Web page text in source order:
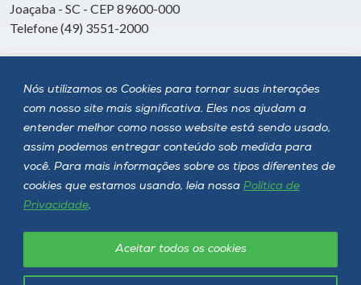
Nós utilizamos os Cookies para tornar suas interações
com nosso site mais significativa. Eles nos ajudam a
entender melhor como nosso website está sendo usado,
assim podemos entregar conteúdo sob medida para
você. Para mais informações sobre os tipos diferentes de
cookies que estamos usando, leia nossa Política de
Privacidade.
Aceitar todos os cookies
Joaçaba - SC - CEP 89600-000
Telefone (49) 3551-2000
Siga a Unoesc
Política de privacidade LGPD